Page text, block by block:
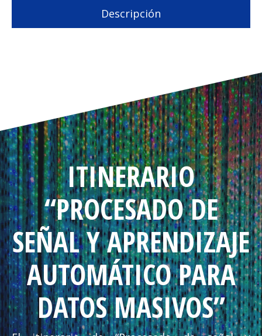
Descripción
ITINERARIO
“PROCESADO DE
SEÑAL Y APRENDIZAJE
AUTOMÁTICO PARA
DATOS MASIVOS”